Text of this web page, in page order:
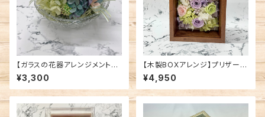
【ガラスの花器アレンジメント】
プリザーブドフラワー/寒色系②
¥3,300
【木製BOXアレンジ】プリザーブ
ドフラワー/パープルグリーン系
¥4,950